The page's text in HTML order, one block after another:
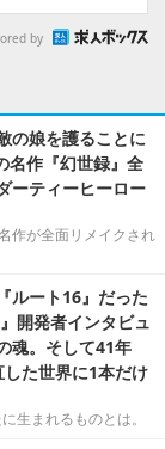
by
の娘を護ることに
名作『幻世録』全
ーティーヒーロー
作が全面リメイクされ
ルート16』だった
開発者インタビュ
魂。そして41年
た世界に1本だけ
生まれるものとは。